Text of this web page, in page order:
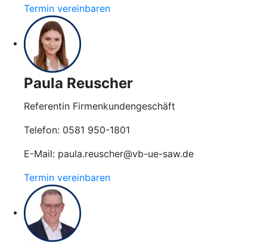
Termin vereinbaren
Paula Reuscher
Referentin Firmenkundengeschäft
Telefon: 0581 950-1801
E-Mail: paula.reuscher@vb-ue-saw.de
Termin vereinbaren